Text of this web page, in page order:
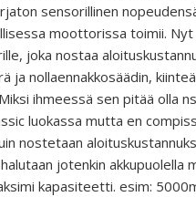
sensorillinen
moottorissa toimii. Nyt
joka nostaa
ja nollaennakkosäädin,
ihmeessä sen pitää olla
luokassa mutta en
nostetaan
jotenkin akkupuolella
kapasiteetti. esim: